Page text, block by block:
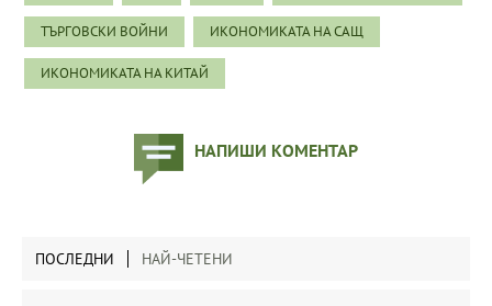
ТЪРГОВСКИ ВОЙНИ ИКОНОМИКАТА НА САЩ
ИКОНОМИКАТА НА КИТАЙ
НАПИШИ КОМЕНТАР
ПОСЛЕДНИ НАЙ-ЧЕТЕНИ